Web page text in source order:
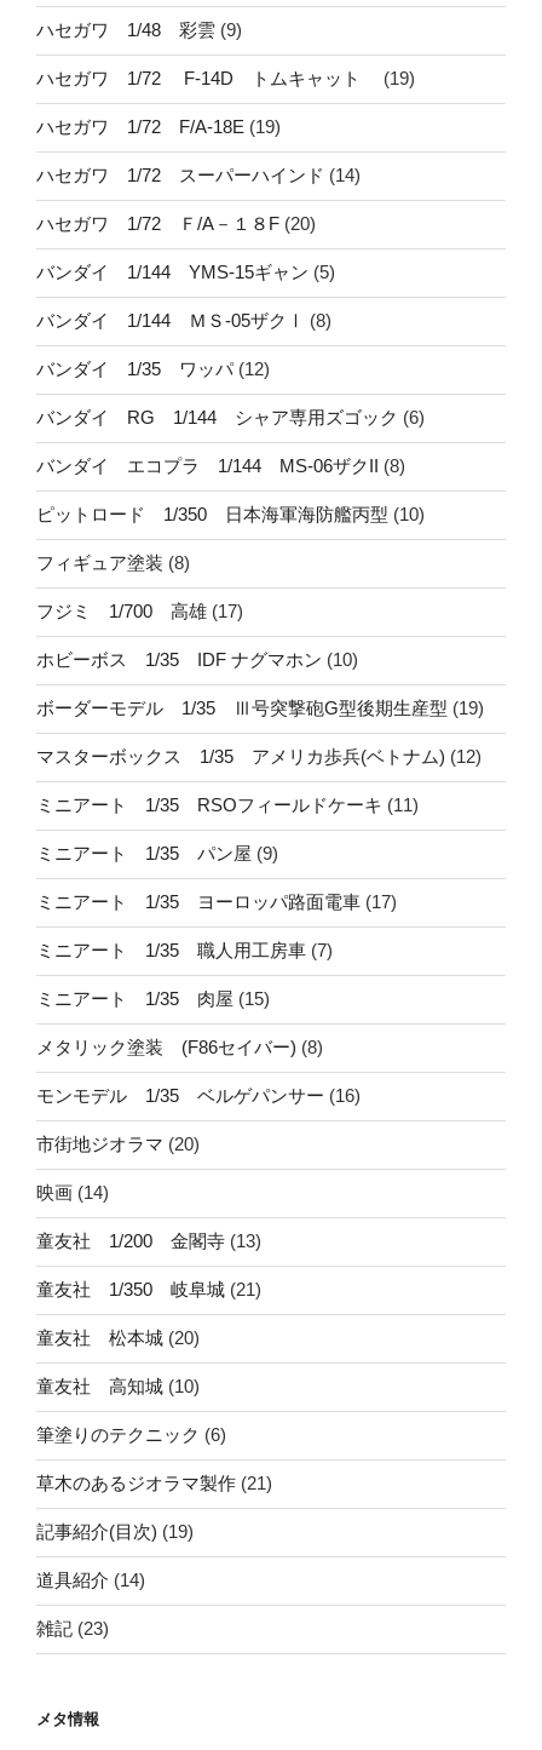
ハセガワ 1/48 彩雲 (9)
ハセガワ 1/72 F-14D トムキャット (19)
ハセガワ 1/72 F/A-18E (19)
ハセガワ 1/72 スーパーハインド (14)
ハセガワ 1/72 Ｆ/A－１８F (20)
バンダイ 1/144 YMS-15ギャン (5)
バンダイ 1/144 ＭＳ-05ザクⅠ (8)
バンダイ 1/35 ワッパ(12)
バンダイ RG 1/144 シャア専用ズゴック (6)
バンダイ エコプラ 1/144 MS-06ザクII (8)
ピットロード 1/350 日本海軍海防艦丙型 (10)
フィギュア塗装 (8)
フジミ 1/700 高雄 (17)
ホビーボス 1/35 IDF ナグマホン (10)
ボーダーモデル 1/35 Ⅲ号突撃砲G型後期生産型 (19)
マスターボックス 1/35 アメリカ歩兵(ベトナム) (12)
ミニアート 1/35 RSOフィールドケーキ (11)
ミニアート 1/35 パン屋 (9)
ミニアート 1/35 ヨーロッパ路面電車 (17)
ミニアート 1/35 職人用工房車 (7)
ミニアート 1/35 肉屋 (15)
メタリック塗装 (F86セイバー) (8)
モンモデル 1/35 ベルゲパンサー (16)
市街地ジオラマ (20)
映画 (14)
童友社 1/200 金閣寺 (13)
童友社 1/350 岐阜城 (21)
童友社 松本城 (20)
童友社 高知城 (10)
筆塗りのテクニック (6)
草木のあるジオラマ製作 (21)
記事紹介(目次) (19)
道具紹介 (14)
雑記 (23)
メタ情報